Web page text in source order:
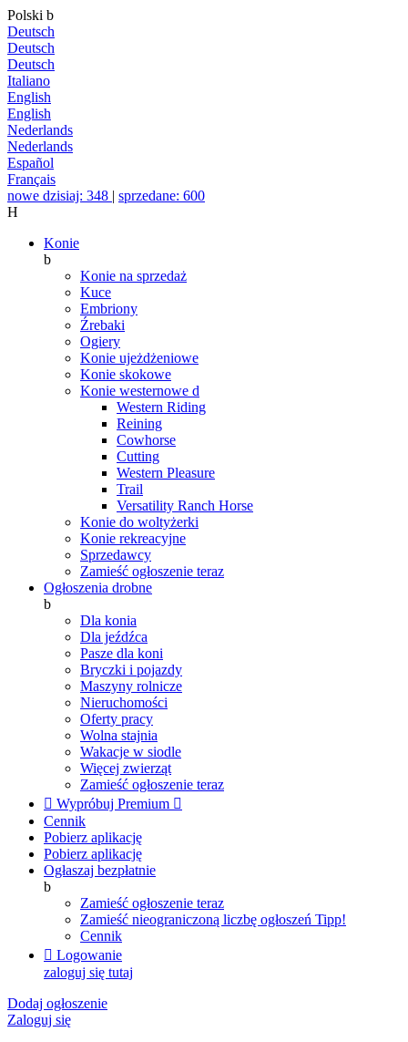
Polski b
Deutsch
Deutsch
Deutsch
Italiano
English
English
Nederlands
Nederlands
Español
Français
nowe dzisiaj: 348 | sprzedane: 600
H
Konie
b
Konie na sprzedaż
Kuce
Embriony
Źrebaki
Ogiery
Konie ujeżdżeniowe
Konie skokowe
Konie westernowe d
Western Riding
Reining
Cowhorse
Cutting
Western Pleasure
Trail
Versatility Ranch Horse
Konie do woltyżerki
Konie rekreacyjne
Sprzedawcy
Zamieść ogłoszenie teraz
Ogłoszenia drobne
b
Dla konia
Dla jeźdźca
Pasze dla koni
Bryczki i pojazdy
Maszyny rolnicze
Nieruchomości
Oferty pracy
Wolna stajnia
Wakacje w siodle
Więcej zwierząt
Zamieść ogłoszenie teraz
 Wypróbuj Premium 
Cennik
Pobierz aplikację
Pobierz aplikację
Ogłaszaj bezpłatnie
b
Zamieść ogłoszenie teraz
Zamieść nieograniczoną liczbę ogłoszeń Tipp!
Cennik
 Logowanie
zaloguj się tutaj
Dodaj ogłoszenie
Zaloguj się